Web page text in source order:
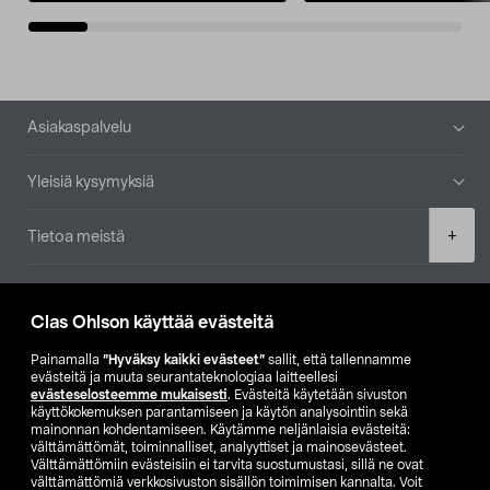
Clas Ohlson käyttää evästeitä
Painamalla ”Hyväksy kaikki evästeet” sallit, että tallennamme
evästeitä ja muuta seurantateknologiaa laitteellesi
evästeselosteemme mukaisesti. Evästeitä käytetään sivuston
käyttökokemuksen parantamiseen ja käytön analysointiin sekä
mainonnan kohdentamiseen. Käytämme neljänlaisia evästeitä:
välttämättömät, toiminnalliset, analyyttiset ja mainosevästeet.
Välttämättömiin evästeisiin ei tarvita suostumustasi, sillä ne ovat
välttämättömiä verkkosivuston sisällön toimimisen kannalta. Voit
+
Alatunniste
Asiakaspalvelu
Yleisiä kysymyksiä
Tietoa meistä
Etsi myymälä
SE NO FI